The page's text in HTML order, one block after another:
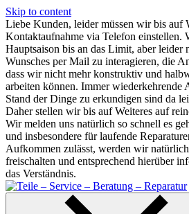
Skip to content
Liebe Kunden, leider müssen wir bis auf
Kontaktaufnahme via Telefon einstellen.
Hauptsaison bis an das Limit, aber leider
Wunsches per Mail zu interagieren, die
dass wir nicht mehr konstruktiv und
arbeiten können. Immer wiederkehrende
Stand der Dinge zu erkundigen sind da
Daher stellen wir bis auf Weiteres auf
Wir melden uns natürlich so schnell es
und insbesondere für laufende
Aufkommen zulässt, werden wir
freischalten und entsprechend hierüber
das Verständnis.